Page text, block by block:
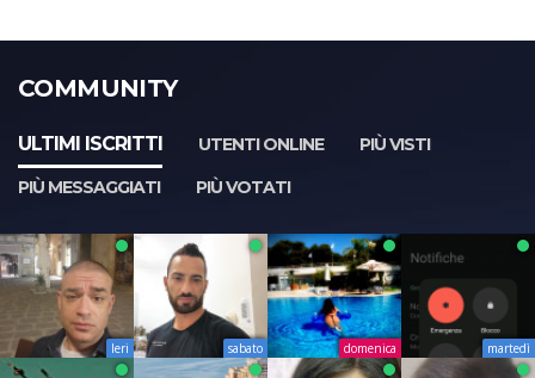
COMMUNITY
ULTIMI ISCRITTI UTENTI ONLINE
PIÙ VISTI
PIÙ MESSAGGIATI
PIÙ VOTATI
Ieri sabato domenica martedì